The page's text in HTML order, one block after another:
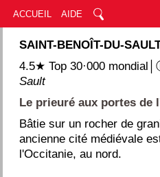
ACCUEIL AIDE
SAINT-BENOÎT-DU-
4.5★ Top 30·000
Sault
Le prieuré aux portes de
Bâtie sur un rocher de
ancienne cité médiévale
l'Occitanie, au nord.